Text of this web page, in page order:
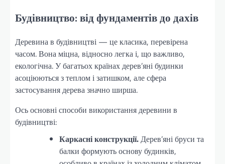
Будівництво: від фундаментів до дахів
Деревина в будівництві — це класика, перевірена
часом. Вона міцна, відносно легка і, що важливо,
екологічна. У багатьох країнах дерев’яні будинки
асоціюються з теплом і затишком, але сфера
застосування дерева значно ширша.
Ось основні способи використання деревини в
будівництві:
Каркасні конструкції.Дерев’яні бруси та
балки формують основу будинків,